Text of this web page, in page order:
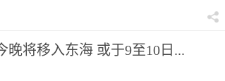
晚将移入东海 或于9至10日...